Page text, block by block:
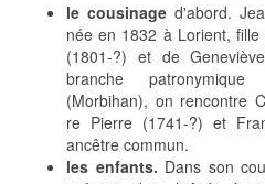
le cousinage d'abord.
née en 1832 à Lorient,
(1801-?) et de
branche
(Morbihan), on rencontre
re Pierre (1741-?) et
ancêtre commun.
les enfants. Dans son